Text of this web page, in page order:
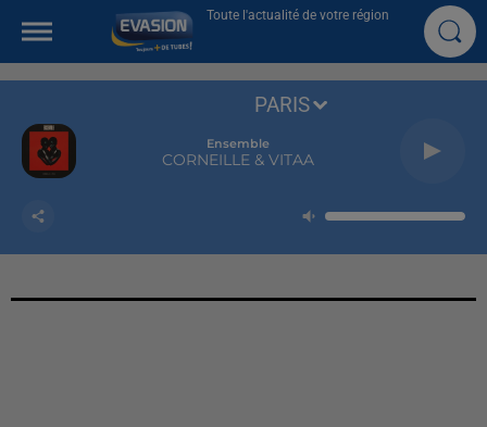
Toute l'actualité de votre région
Ensemble
CORNEILLE & VITAA
PARIS